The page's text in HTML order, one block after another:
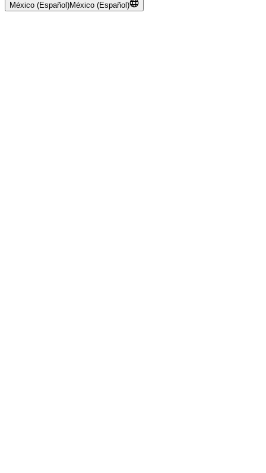
México (Español)México (Español)